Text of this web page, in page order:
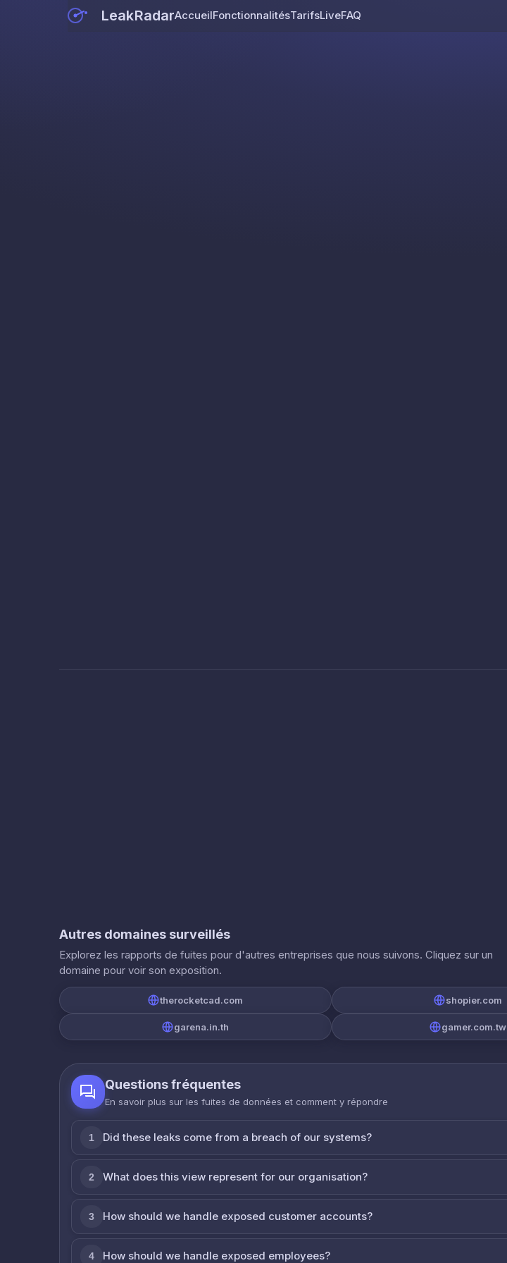
LeakRadarAccueilFonctionnalitésTarifsLiveFAQ
Autres domaines surveillés
Explorez les rapports de fuites pour d'autres entreprises que nous suivons. Cliquez sur un
domaine pour voir son exposition.
therocketcad.com shopier.com
garena.in.th gamer.com.tw
Questions fréquentes
En savoir plus sur les fuites de données et comment y répondre
1 Did these leaks come from a breach of our systems?
2 What does this view represent for our organisation?
3 How should we handle exposed customer accounts?
4 How should we handle exposed employees?